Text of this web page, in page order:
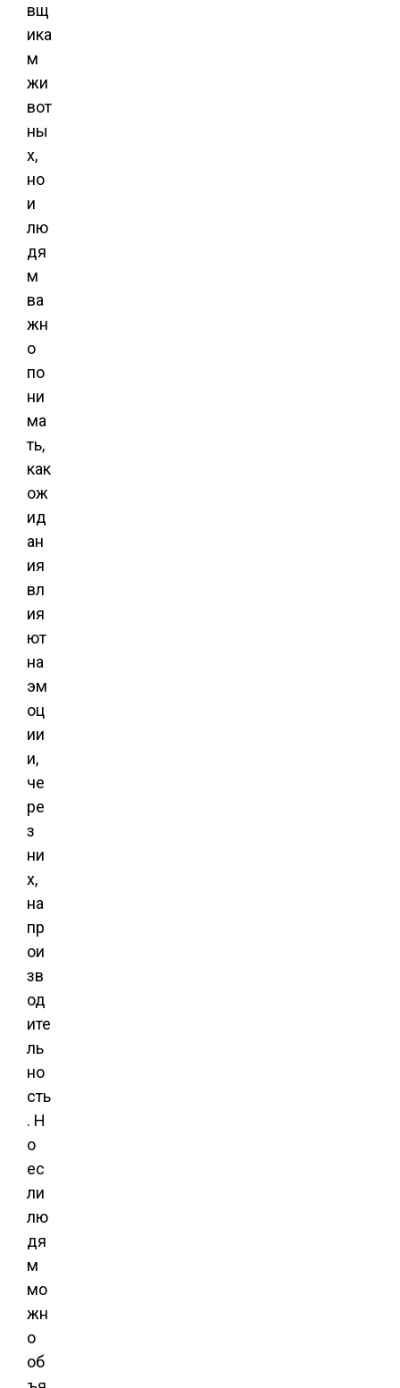
вщ
ика
м
жи
вот
ны
х,
но
и
лю
дя
м
ва
жн
о
по
ни
ма
ть,
как
ож
ид
ан
ия
вл
ия
ют
на
эм
оц
ии
и,
че
ре
з
ни
х,
на
пр
ои
зв
од
ите
ль
но
сть
. Н
о
ес
ли
лю
дя
м
мо
жн
о
об